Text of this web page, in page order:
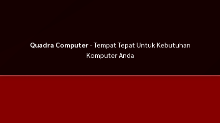
Quadra Computer- Tempat Tepat Untuk Kebutuhan
Komputer Anda